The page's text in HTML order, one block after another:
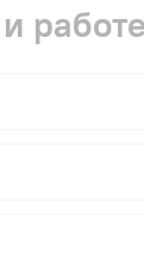
и работе